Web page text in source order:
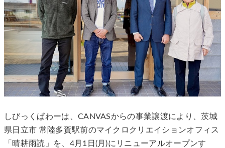
しびっくぱわーは、CANVASからの事業譲渡により、茨城
県日立市 常陸多賀駅前のマイクロクリエイションオフィス
「晴耕雨読」を、4月1日(月)にリニューアルオープンす